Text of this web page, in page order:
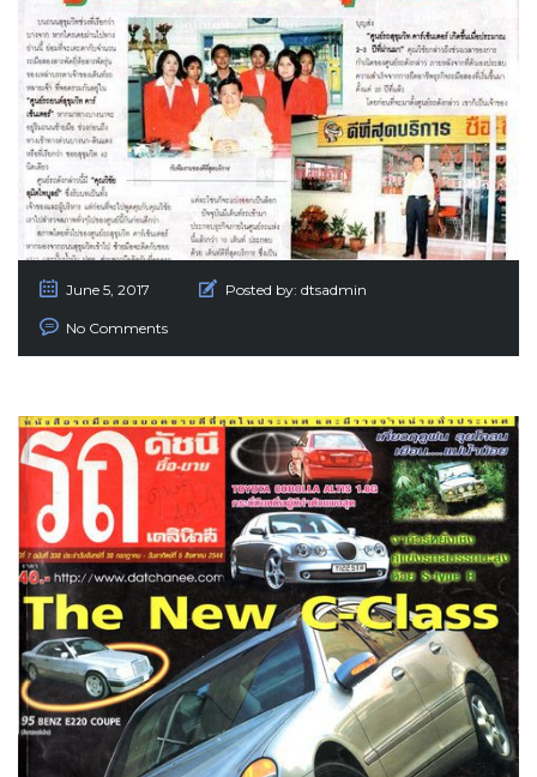
June 5, 2017 Posted by: dtsadmin
No Comments